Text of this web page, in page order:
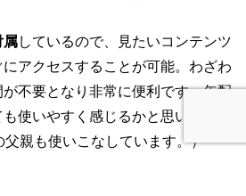
属しているので、見たいコンテンツ
アクセスすることが可能。わざわ
不要となり非常に便利です。年配
使いやすく感じるかと思います。
父親も使いこなしています。）